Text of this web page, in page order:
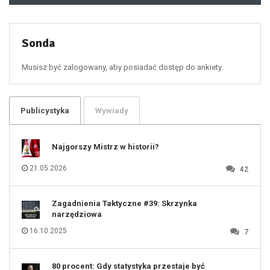
Sonda
Musisz być zalogowany, aby posiadać dostęp do ankiety.
Publicystyka Wywiady
Najgorszy Mistrz w historii?
21.05.2026 42
Zagadnienia Taktyczne #39: Skrzynka
narzędziowa
16.10.2025 7
80 procent: Gdy statystyka przestaje być